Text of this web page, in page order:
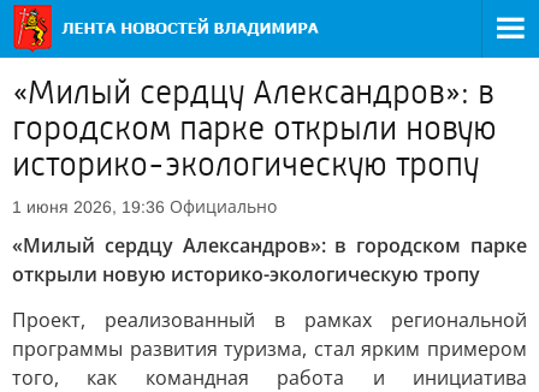
«Милый сердцу Александров»: в
городском парке открыли новую
историко-экологическую тропу
1 июня 2026, 19:36 Официально
«Милый сердцу Александров»: в городском парке
открыли новую историко-экологическую тропу
Проект, реализованный в рамках региональной
программы развития туризма, стал ярким примером
того, как командная работа и инициатива